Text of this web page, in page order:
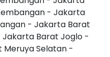
- Jakarta
- Jakarta Barat
Barat Joglo -
Selatan -